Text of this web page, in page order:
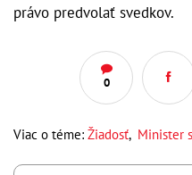
právo predvolať svedkov.
0
Viac o téme: Žiadosť, Minister